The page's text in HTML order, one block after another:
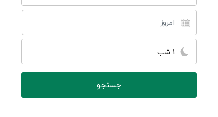
1 شب